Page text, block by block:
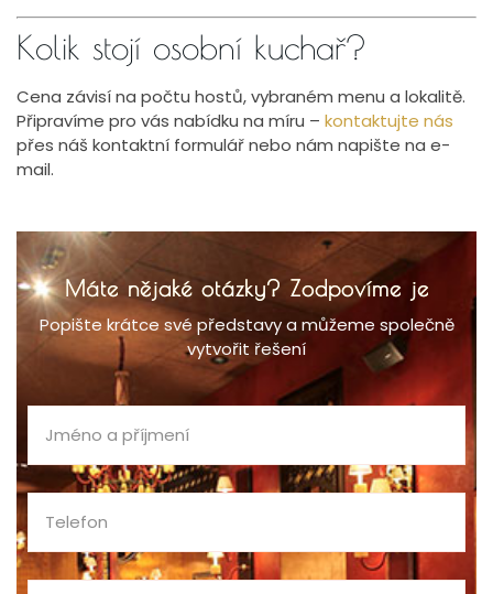
Kolik stojí osobní kuchař?
Cena závisí na počtu hostů, vybraném menu a lokalitě.
Připravíme pro vás nabídku na míru – kontaktujte nás
přes náš kontaktní formulářnebo nám napište na e-
mail.
Máte nějaké otázky? Zodpovíme je
Popište krátce své představy a můžeme společně
vytvořit řešení